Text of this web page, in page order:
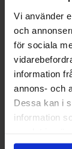
Vi använder
och
för sociala
information
annons- och
Dessa kan i
information
Mike and